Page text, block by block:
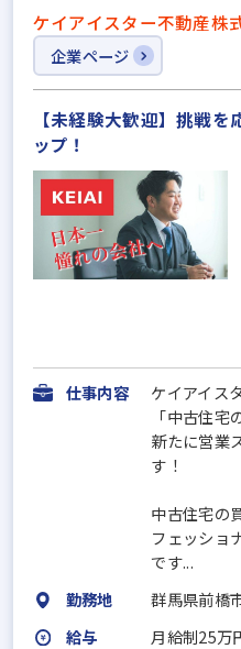
ケイアイスター不動産株
企業ページ
【未経験大歓迎】挑戦
ップ！
仕事内容
ケイアイス
「中古住宅
新たに営業
す！
中古住宅の
フェッショ
です...
勤務地
群馬県前橋
給与
月給制25